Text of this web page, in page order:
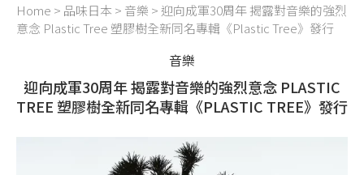
Home > 品味日本 > 音樂 > 迎向成軍30周年 揭露對音樂的強烈
意念 Plastic Tree 塑膠樹全新同名專輯《Plastic Tree》發行
音樂
迎向成軍30周年 揭露對音樂的強烈意念 PLASTIC
TREE 塑膠樹全新同名專輯《PLASTIC TREE》發行